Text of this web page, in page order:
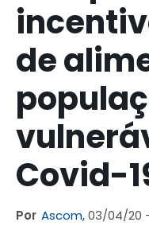
de
Covid-
Por Ascom,03/04/20